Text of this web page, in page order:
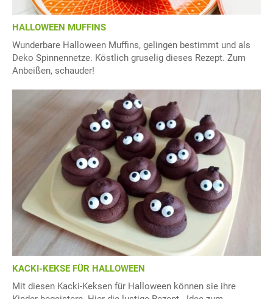
HALLOWEEN MUFFINS
Wunderbare Halloween Muffins, gelingen bestimmt und als
Deko Spinnennetze. Köstlich gruselig dieses Rezept. Zum
Anbeißen, schauder!
KACKI-KEKSE FÜR HALLOWEEN
Mit diesen Kacki-Keksen für Halloween können sie ihre